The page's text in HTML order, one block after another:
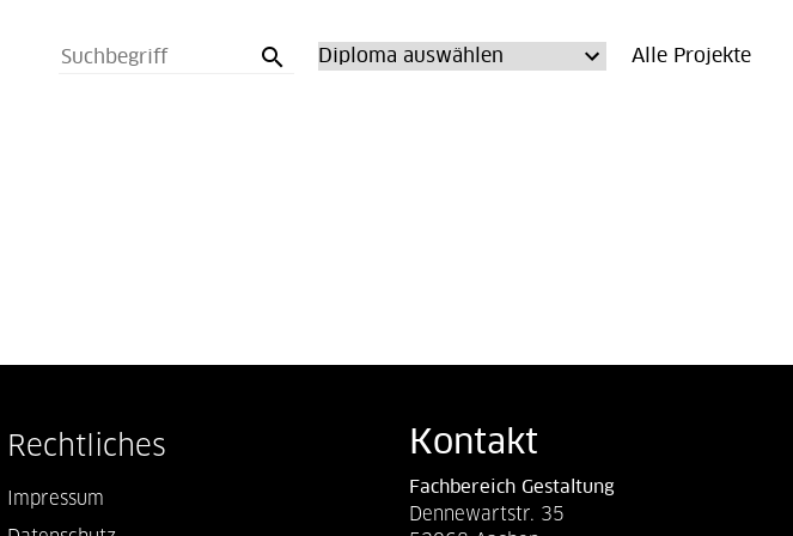
search Alle Projekte
Rechtliches
Impressum
Kontakt
Fachbereich Gestaltung
Dennewartstr. 35